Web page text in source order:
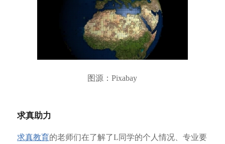
图源：Pixabay
求真助力
求真教育的老师们在了解了L同学的个人情况、专业要